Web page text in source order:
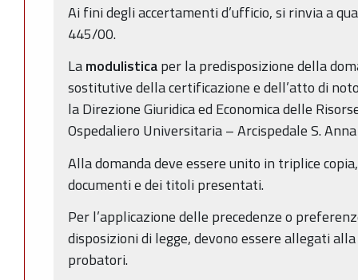
Ai fini degli accertamenti d’ufficio, si rinvia a
445/00.
Lamodulisticaper la predisposizione della
sostitutive della certificazione e dell’atto di
la Direzione Giuridica ed Economica delle
Ospedaliero Universitaria – Arcispedale S.
Alla domanda deve essere unito in triplice
documenti e dei titoli presentati.
Per l’applicazione delle precedenze o
disposizioni di legge, devono essere allegati
probatori.